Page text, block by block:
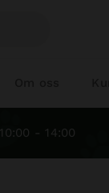
10:00 - 14:00